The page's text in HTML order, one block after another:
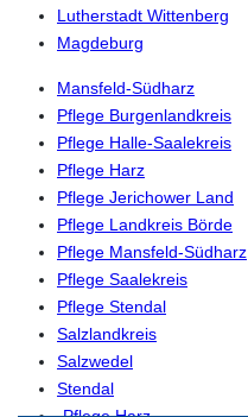
Lutherstadt Wittenberg
Magdeburg
Mansfeld-Südharz
Pflege Burgenlandkreis
Pflege Halle-Saalekreis
Pflege Harz
Pflege Jerichower Land
Pflege Landkreis Börde
Pflege Mansfeld-Südharz
Pflege Saalekreis
Pflege Stendal
Salzlandkreis
Salzwedel
Stendal